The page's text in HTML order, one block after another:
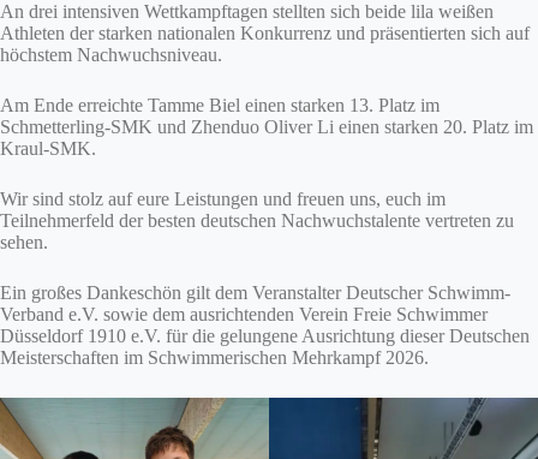
An drei intensiven Wettkampftagen stellten sich beide lila weißen
Athleten der starken nationalen Konkurrenz und präsentierten sich auf
höchstem Nachwuchsniveau.
Am Ende erreichte Tamme Biel einen starken 13. Platz im
Schmetterling-SMK und Zhenduo Oliver Li einen starken 20. Platz im
Kraul-SMK.
Wir sind stolz auf eure Leistungen und freuen uns, euch im
Teilnehmerfeld der besten deutschen Nachwuchstalente vertreten zu
sehen.
Ein großes Dankeschön gilt dem Veranstalter Deutscher Schwimm-
Verband e.V. sowie dem ausrichtenden Verein Freie Schwimmer
Düsseldorf 1910 e.V. für die gelungene Ausrichtung dieser Deutschen
Meisterschaften im Schwimmerischen Mehrkampf 2026.